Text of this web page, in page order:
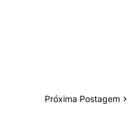
Próxima Postagem